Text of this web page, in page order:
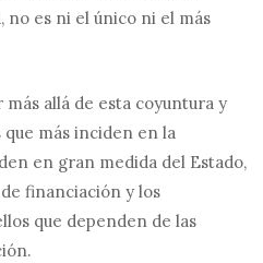
es ni el único ni el más
más allá de esta coyuntura y
más inciden en la
en gran medida del Estado,
financiación y los
que dependen de las